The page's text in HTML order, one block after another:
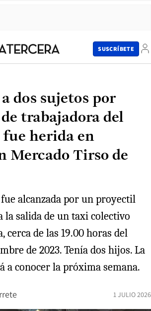
SUSCRÍBETE
dos sujetos por
trabajadora del
fue herida en
Mercado Tirso de
alcanzada por un proyectil
la salida de un taxi colectivo
cerca de las 19.00 horas del
de 2023. Tenía dos hijos. La
a conocer la próxima semana.
1 JULIO 2026